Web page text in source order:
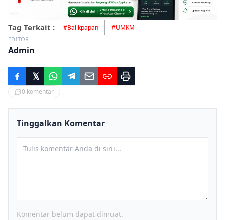
Tag Terkait : #Balikpapan #UMKM
EDITOR
Admin
0 komentar
Tinggalkan Komentar
Komentar belum dapat dimuat.